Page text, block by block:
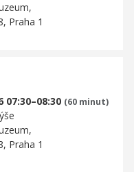
Praha 1
07:30–08:30 (60 minut)
Praha 1